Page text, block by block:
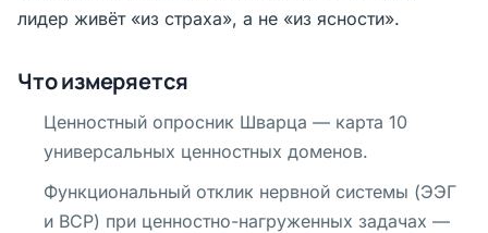
лидер живёт «из страха», а не «из ясности».
Что измеряется
Ценностный опросник Шварца — карта 10
универсальных ценностных доменов.
Функциональный отклик нервной системы (ЭЭГ
и ВСР) при ценностно-нагруженных задачах —